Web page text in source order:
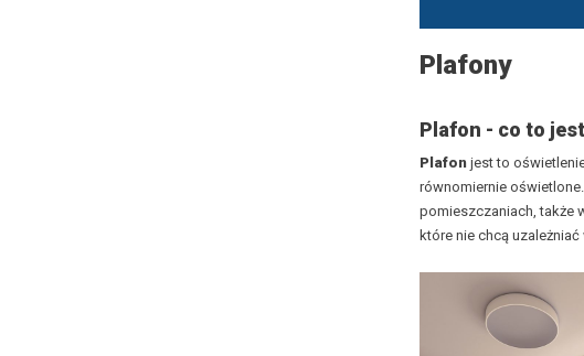
Plafony
Plafon - co to
Plafonjest to
równomiernie
pomieszczaniach, także
które nie chcą